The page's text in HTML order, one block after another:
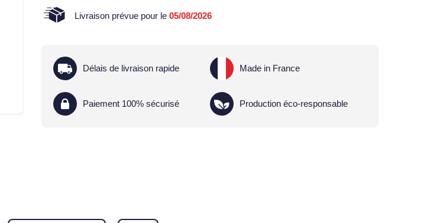
Livraison prévue pour le 05/08/2026
Délais de livraison rapide Made in France
Paiement 100% sécurisé Production éco-responsable